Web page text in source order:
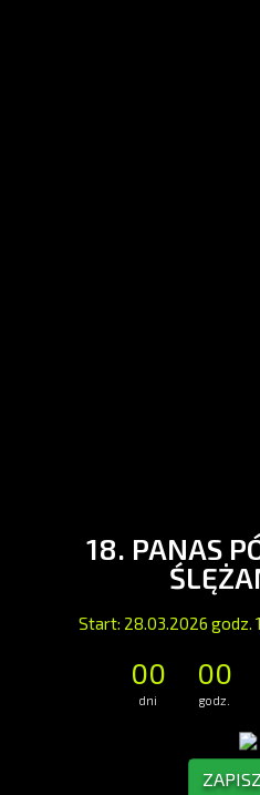
18. PANAS
Start: 28.03.2026 godz.
00
dni
00
godz.